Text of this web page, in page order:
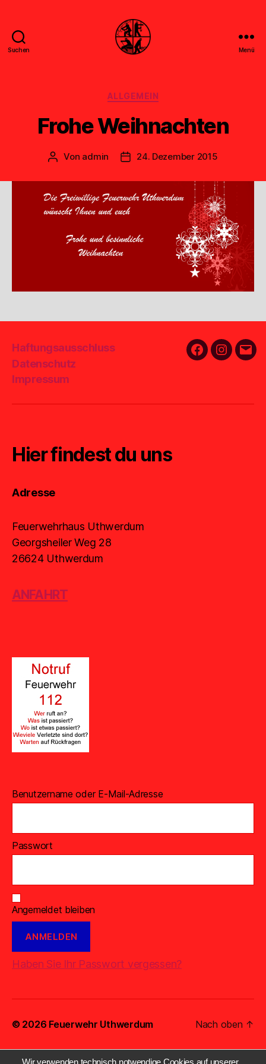
Suchen Menü
Kategorien
ALLGEMEIN
Frohe Weihnachten
Beitragsautor
Von admin Veröffentlichungsdatum
24. Dezember 2015
Haftungsausschluss
Datenschutz
Impressum
FacebookE-
Hier findest du uns
Adresse
Feuerwehrhaus Uthwerdum
Georgsheiler Weg 28
26624 Uthwerdum
ANFAHRT
Benutzername oder E-Mail-Adresse
Passwort
Angemeldet bleiben
Haben Sie Ihr Passwort vergessen?
© 2026 Feuerwehr Uthwerdum Nach oben ↑
Wir verwenden technisch notwendige Cookies auf unserer